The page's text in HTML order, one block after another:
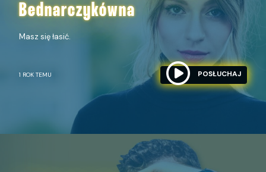
Bednarczykówna
Masz się łasić.
1 ROK TEMU POSŁUCHAJ